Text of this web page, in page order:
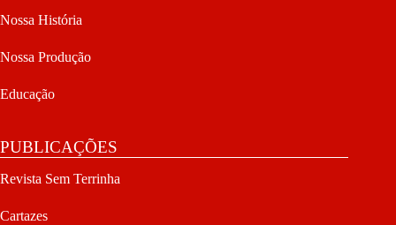
Nossa História
Nossa Produção
Educação
PUBLICAÇÕES
Revista Sem Terrinha
Cartazes